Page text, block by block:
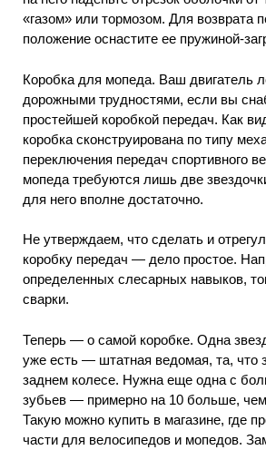
«газом» или тормозом. Для возврата
положение оснастите ее пружиной-
Коробка для мопеда. Ваш двигатель
дорожными трудностями, если вы
простейшей коробкой передач. Как
коробка сконструирована по типу
переключения передач спортивного
мопеда требуются лишь две
для него вполне достаточно.
Не утверждаем, что сделать и
коробку передач — дело простое.
определенных слесарных навыков,
сварки.
Теперь — о самой коробке. Одна
уже есть — штатная ведомая, та, что
заднем колесе. Нужна еще одна с
зубьев — примерно на 10 больше,
Такую можно купить в магазине, где
части для велосипедов и мопедов.